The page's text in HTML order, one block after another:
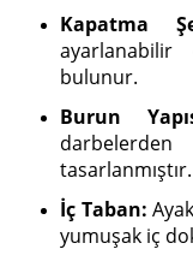
Kapatma
ayarlanabilir
bulunur.
Burun
tasarlanmıştır.
İç Taban:
yumuşak iç